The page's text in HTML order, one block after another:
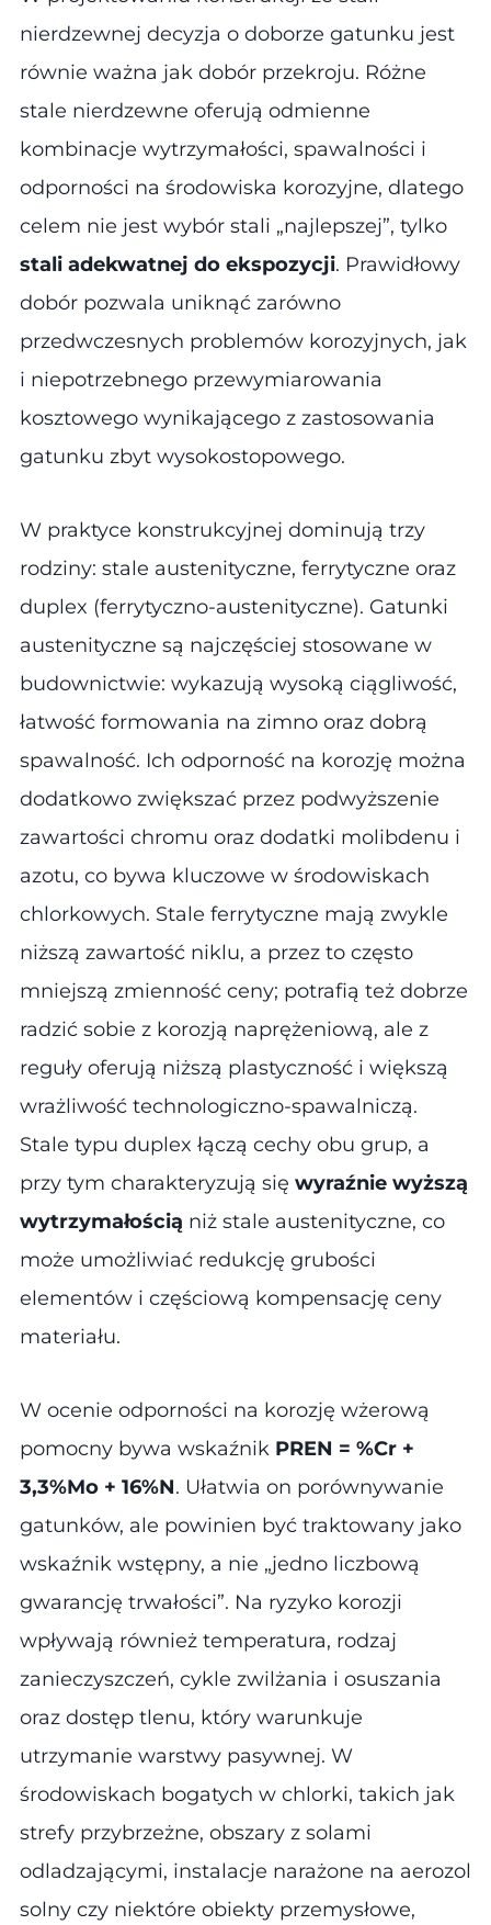
nierdzewnej decyzja o doborze gatunku jest
równie ważna jak dobór przekroju. Różne
stale nierdzewne oferują odmienne
kombinacje wytrzymałości, spawalności i
odporności na środowiska korozyjne, dlatego
celem nie jest wybór stali „najlepszej”, tylko
stali adekwatnej do ekspozycji. Prawidłowy
dobór pozwala uniknąć zarówno
przedwczesnych problemów korozyjnych, jak
i niepotrzebnego przewymiarowania
kosztowego wynikającego z zastosowania
gatunku zbyt wysokostopowego.
W praktyce konstrukcyjnej dominują trzy
rodziny: stale austenityczne, ferrytyczne oraz
duplex (ferrytyczno-austenityczne). Gatunki
austenityczne są najczęściej stosowane w
budownictwie: wykazują wysoką ciągliwość,
łatwość formowania na zimno oraz dobrą
spawalność. Ich odporność na korozję można
dodatkowo zwiększać przez podwyższenie
zawartości chromu oraz dodatki molibdenu i
azotu, co bywa kluczowe w środowiskach
chlorkowych. Stale ferrytyczne mają zwykle
niższą zawartość niklu, a przez to często
mniejszą zmienność ceny; potrafią też dobrze
radzić sobie z korozją naprężeniową, ale z
reguły oferują niższą plastyczność i większą
wrażliwość technologiczno-spawalniczą.
Stale typu duplex łączą cechy obu grup, a
przy tym charakteryzują się wyraźnie wyższą
wytrzymałością niż stale austenityczne, co
może umożliwiać redukcję grubości
elementów i częściową kompensację ceny
materiału.
W ocenie odporności na korozję wżerową
pomocny bywa wskaźnik PREN = %Cr +
3,3%Mo + 16%N. Ułatwia on porównywanie
gatunków, ale powinien być traktowany jako
wskaźnik wstępny, a nie „jedno liczbową
gwarancję trwałości”. Na ryzyko korozji
wpływają również temperatura, rodzaj
zanieczyszczeń, cykle zwilżania i osuszania
oraz dostęp tlenu, który warunkuje
utrzymanie warstwy pasywnej. W
środowiskach bogatych w chlorki, takich jak
strefy przybrzeżne, obszary z solami
odladzającymi, instalacje narażone na aerozol
solny czy niektóre obiekty przemysłowe,